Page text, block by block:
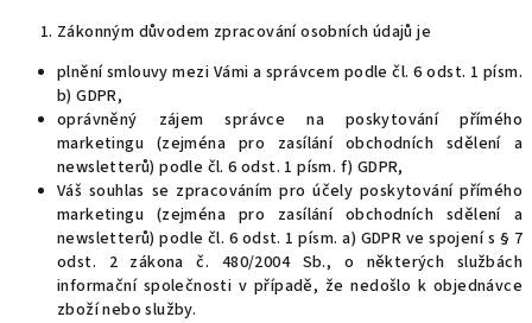
Zákonným důvodem zpracování osobních údajů je
plnění smlouvy mezi Vámi a správcem podle čl. 6 odst. 1 písm.
b) GDPR,
oprávněný zájem správce na poskytování přímého
marketingu (zejména pro zasílání obchodních sdělení a
newsletterů) podle čl. 6 odst. 1 písm. f) GDPR,
Váš souhlas se zpracováním pro účely poskytování přímého
marketingu (zejména pro zasílání obchodních sdělení a
newsletterů) podle čl. 6 odst. 1 písm. a) GDPR ve spojení s § 7
odst. 2 zákona č. 480/2004 Sb., o některých službách
informační společnosti v případě, že nedošlo k objednávce
zboží nebo služby.